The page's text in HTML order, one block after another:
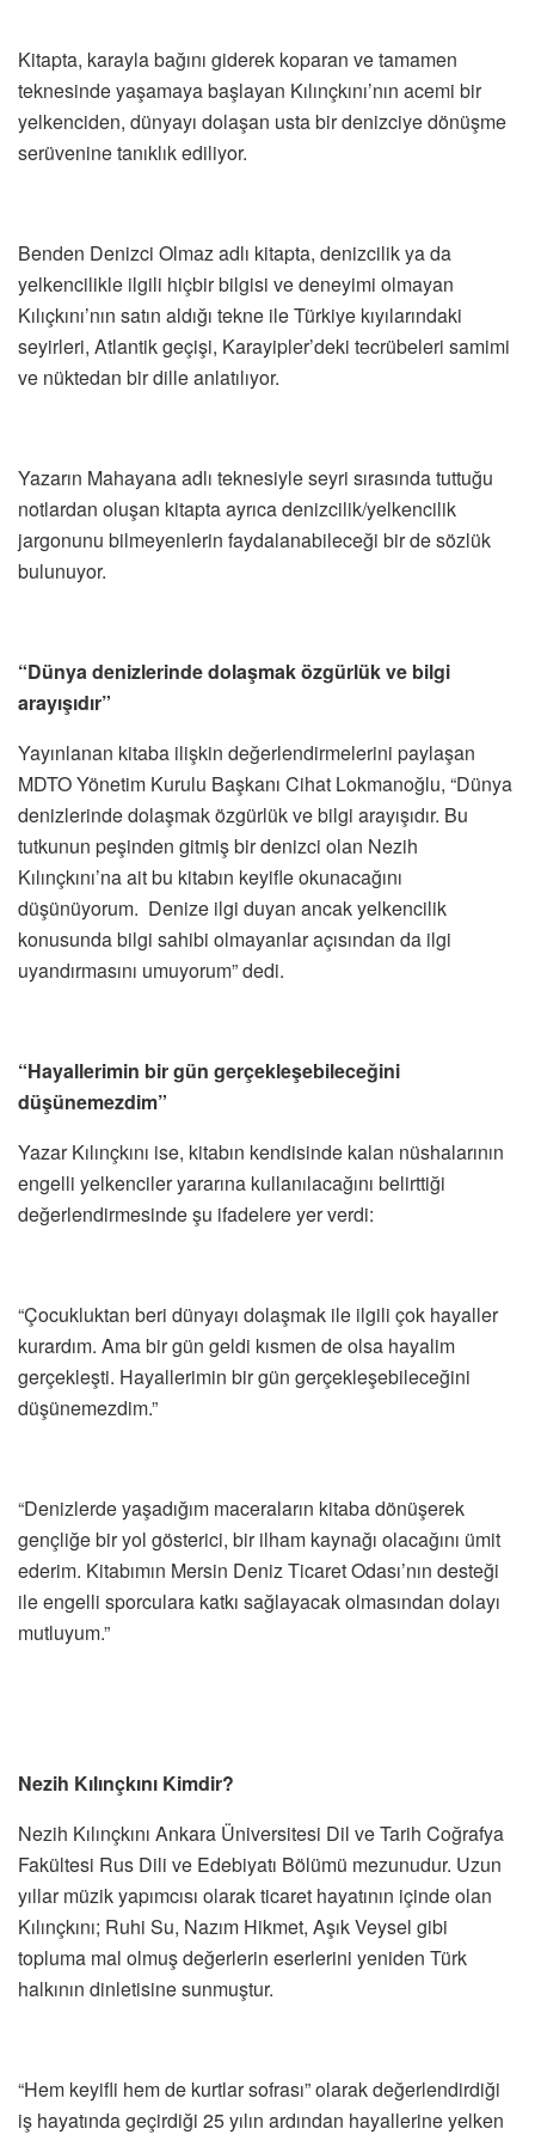
Kitapta, karayla bağını giderek koparan ve tamamen
teknesinde yaşamaya başlayan Kılınçkını’nın acemi bir
yelkenciden, dünyayı dolaşan usta bir denizciye dönüşme
serüvenine tanıklık ediliyor.
Benden Denizci Olmaz adlı kitapta, denizcilik ya da
yelkencilikle ilgili hiçbir bilgisi ve deneyimi olmayan
Kılıçkını’nın satın aldığı tekne ile Türkiye kıyılarındaki
seyirleri, Atlantik geçişi, Karayipler’deki tecrübeleri samimi
ve nüktedan bir dille anlatılıyor.
Yazarın Mahayana adlı teknesiyle seyri sırasında tuttuğu
notlardan oluşan kitapta ayrıca denizcilik/yelkencilik
jargonunu bilmeyenlerin faydalanabileceği bir de sözlük
bulunuyor.
“Dünya denizlerinde dolaşmak özgürlük ve bilgi
arayışıdır”
Yayınlanan kitaba ilişkin değerlendirmelerini paylaşan
MDTO Yönetim Kurulu Başkanı Cihat Lokmanoğlu, “Dünya
denizlerinde dolaşmak özgürlük ve bilgi arayışıdır. Bu
tutkunun peşinden gitmiş bir denizci olan Nezih
Kılınçkını’na ait bu kitabın keyifle okunacağını
düşünüyorum. Denize ilgi duyan ancak yelkencilik
konusunda bilgi sahibi olmayanlar açısından da ilgi
uyandırmasını umuyorum” dedi.
“Hayallerimin bir gün gerçekleşebileceğini
düşünemezdim”
Yazar Kılınçkını ise, kitabın kendisinde kalan nüshalarının
engelli yelkenciler yararına kullanılacağını belirttiği
değerlendirmesinde şu ifadelere yer verdi:
“Çocukluktan beri dünyayı dolaşmak ile ilgili çok hayaller
kurardım. Ama bir gün geldi kısmen de olsa hayalim
gerçekleşti. Hayallerimin bir gün gerçekleşebileceğini
düşünemezdim.”
“Denizlerde yaşadığım maceraların kitaba dönüşerek
gençliğe bir yol gösterici, bir ilham kaynağı olacağını ümit
ederim. Kitabımın Mersin Deniz Ticaret Odası’nın desteği
ile engelli sporculara katkı sağlayacak olmasından dolayı
mutluyum.”
Nezih Kılınçkını Kimdir?
Nezih Kılınçkını Ankara Üniversitesi Dil ve Tarih Coğrafya
Fakültesi Rus Dili ve Edebiyatı Bölümü mezunudur. Uzun
yıllar müzik yapımcısı olarak ticaret hayatının içinde olan
Kılınçkını; Ruhi Su, Nazım Hikmet, Aşık Veysel gibi
topluma mal olmuş değerlerin eserlerini yeniden Türk
halkının dinletisine sunmuştur.
“Hem keyifli hem de kurtlar sofrası” olarak değerlendirdiği
iş hayatında geçirdiği 25 yılın ardından hayallerine yelken